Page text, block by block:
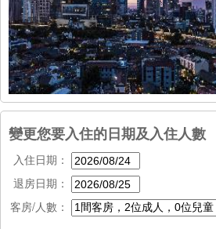
變更您要入住的日期及入住人數
入住日期：
退房日期：
客房/人數：